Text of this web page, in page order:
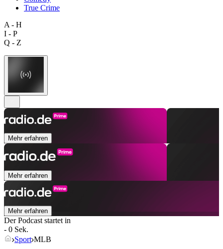
True Crime
A - H
I - P
Q - Z
Mehr erfahren
Mehr erfahren
Mehr erfahren
Der Podcast startet in
- 0 Sek.
Sport MLB